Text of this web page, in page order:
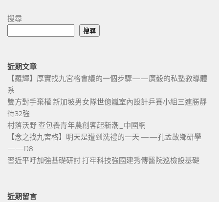
搜尋
搜尋
近期文章
【羅輝】厚實找九宮格會議的一個步驟——廣毅的私塾教導體
系
雙方對手棄權 新加坡男女隊世億嵐室內設計乒賽小組三連勝靜
待32強
村落沃野 查包養青年農創客起新潮_中國網
【念之找九宮格】明天是遭到洗禮的一天 ——孔孟故鄉研學
——D8
習近平吁加強基礎研討 打牢科技強國建秀傳醫院巡檢設基礎
近期留言